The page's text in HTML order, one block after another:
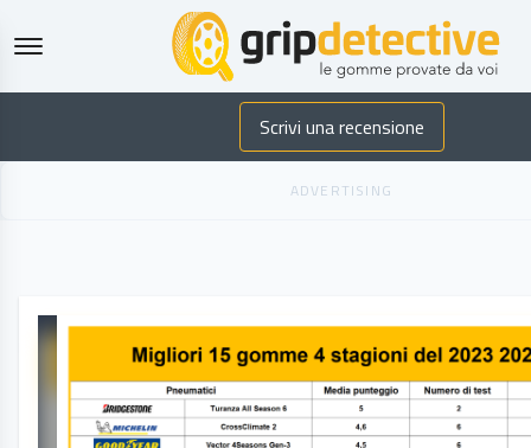
Scrivi una recensione